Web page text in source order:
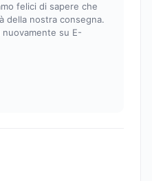
felici di sapere che
della nostra consegna.
nuovamente su E-